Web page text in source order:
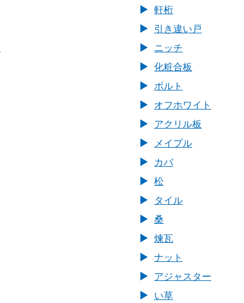
軒桁
引き違い戸
ニッチ
化粧合板
ボルト
オフホワイト
アクリル板
メイプル
カバ
松
タイル
桑
煉瓦
ナット
アジャスター
い草